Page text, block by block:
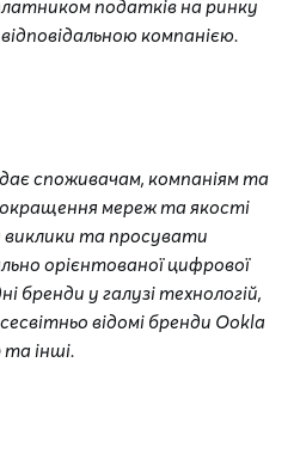
податків на ринку
компанією.
споживачам, компаніям та
мереж та якості
та просувати
орієнтованої цифрової
бренди у галузі технологій,
відомі бренди Ookla
інші.